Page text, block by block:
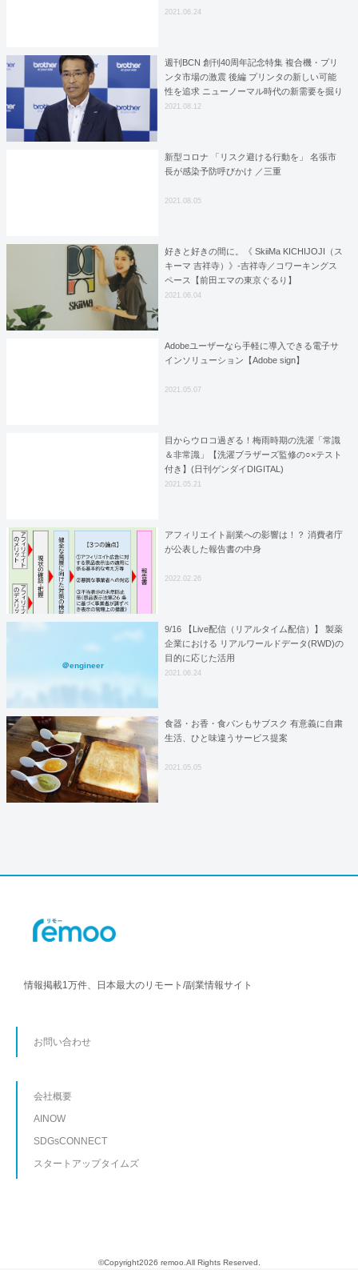
2021.06.24
週刊BCN 創刊40周年記念特集 複合機・プリ
ンタ市場の激震 後編 プリンタの新しい可能
性を追求 ニューノーマル時代の新需要を掘り
起こす
2021.08.12
新型コロナ 「リスク避ける行動を」 名張市
長が感染予防呼びかけ ／三重
2021.08.05
好きと好きの間に。《 SkiiMa KICHIJOJI（ス
キーマ 吉祥寺）》-吉祥寺／コワーキングス
ペース【前田エマの東京ぐるり】
2021.06.04
Adobeユーザーなら手軽に導入できる電子サ
インソリューション【Adobe sign】
2021.05.07
目からウロコ過ぎる！梅雨時期の洗濯「常識
＆非常識」【洗濯ブラザーズ監修の○×テスト
付き】(日刊ゲンダイDIGITAL)
2021.05.21
アフィリエイト副業への影響は！？ 消費者庁
が公表した報告書の中身
2022.02.26
＠engineer
9/16 【Live配信（リアルタイム配信）】 製薬
企業における リアルワールドデータ(RWD)の
目的に応じた活用
2021.06.24
食器・お香・食パンもサブスク 有意義に自粛
生活、ひと味違うサービス提案
2021.05.05
情報掲載1万件、日本最大のリモート/副業情報サイト
お問い合わせ
会社概要
AINOW
SDGsCONNECT
スタートアップタイムズ
©Copyright2026 remoo.All Rights Reserved.